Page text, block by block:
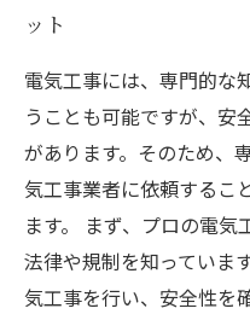
ット
電気工事には、専門的な
うことも可能ですが、安
があります。そのため、
気工事業者に依頼するこ
ます。 まず、プロの電
法律や規制を知っていま
気工事を行い、安全性を